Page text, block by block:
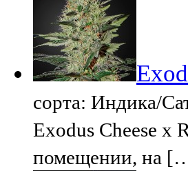
сорта: Индика/
Exodus Cheese x
помещении, на